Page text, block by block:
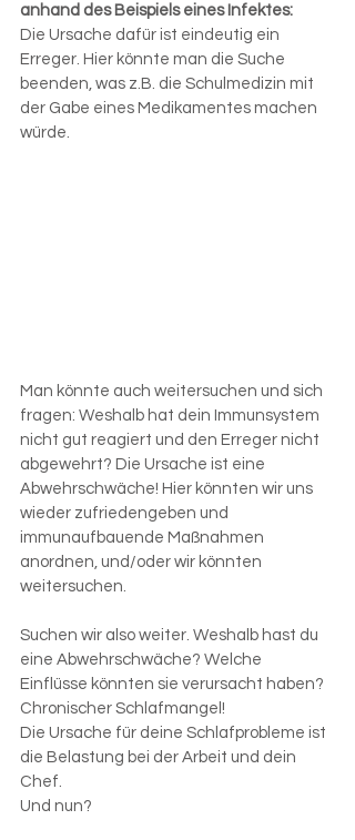
anhand des Beispiels eines Infektes:
Die Ursache dafür ist eindeutig ein
Erreger. Hier könnte man die Suche
beenden, was z.B. die Schulmedizin mit
der Gabe eines Medikamentes machen
würde.
Man könnte auch weitersuchen und sich
fragen: Weshalb hat dein Immunsystem
nicht gut reagiert und den Erreger nicht
abgewehrt? Die Ursache ist eine
Abwehrschwäche! Hier könnten wir uns
wieder zufriedengeben und
immunaufbauende Maßnahmen
anordnen, und/oder wir könnten
weitersuchen.
Suchen wir also weiter. Weshalb hast du
eine Abwehrschwäche? Welche
Einflüsse könnten sie verursacht haben?
Chronischer Schlafmangel!
Die Ursache für deine Schlafprobleme ist
die Belastung bei der Arbeit und dein
Chef.
Und nun?